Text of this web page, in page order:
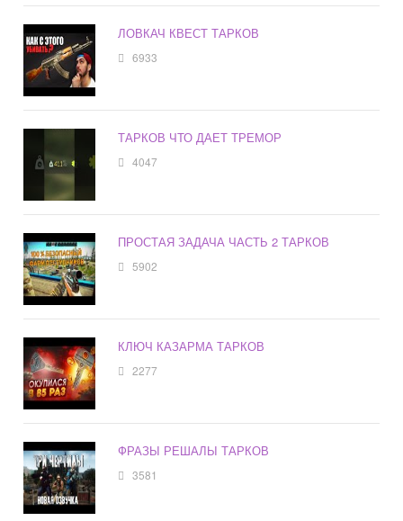
ЛОВКАЧ КВЕСТ ТАРКОВ
6933
ТАРКОВ ЧТО ДАЕТ ТРЕМОР
4047
ПРОСТАЯ ЗАДАЧА ЧАСТЬ 2 ТАРКОВ
5902
КЛЮЧ КАЗАРМА ТАРКОВ
2277
ФРАЗЫ РЕШАЛЫ ТАРКОВ
3581